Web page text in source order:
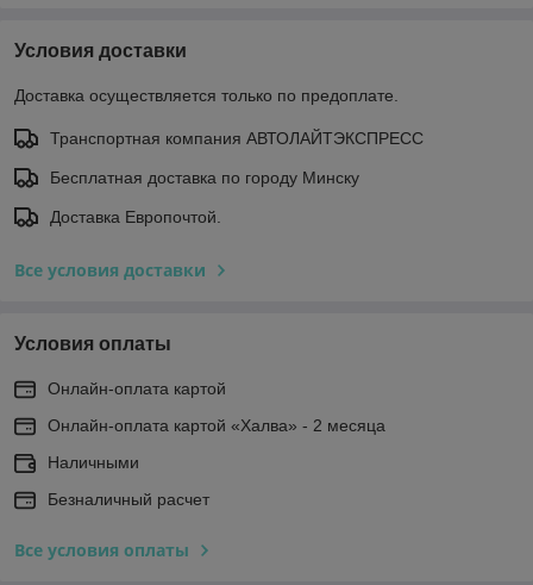
Условия доставки
Доставка осуществляется только по предоплате.
Транспортная компания АВТОЛАЙТЭКСПРЕСС
Бесплатная доставка по городу Минску
Доставка Европочтой.
Все условия доставки
Условия оплаты
Онлайн-оплата картой
Онлайн-оплата картой «Халва» - 2 месяца
Наличными
Безналичный расчет
Все условия оплаты